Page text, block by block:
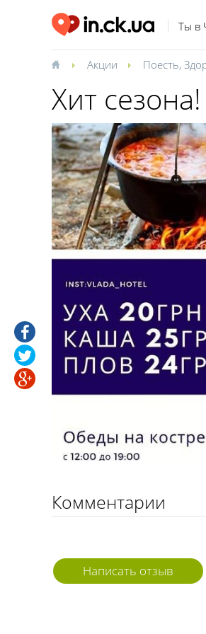
Ты в
Акции Поесть,
Хит
Комментарии
Написать отзыв